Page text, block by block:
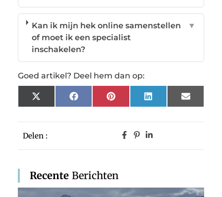
Delen :
Recente Berichten
Kan ik mijn hek online samenstellen
of moet ik een specialist
inschakelen?
▼
Goed artikel? Deel hem dan op:
X
(Twitter)
FacebookPinterestLinkedInEmail